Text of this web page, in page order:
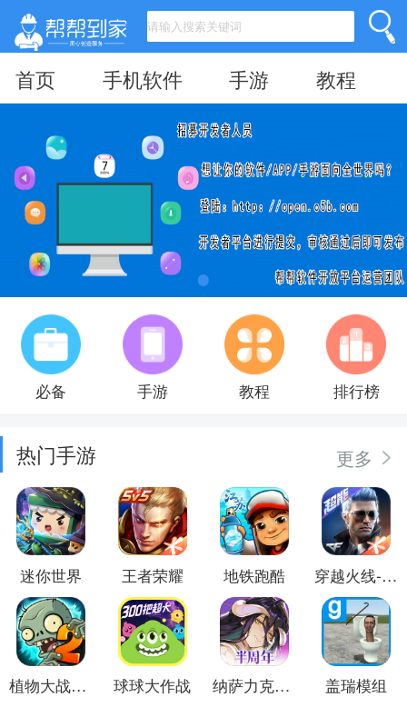
首页 手机软件 手游 教程
必备 手游 教程 排行榜
热门手游 更多
迷你世界 王者荣耀 地铁跑酷 穿越火线-枪战王者
植物大战僵尸2 球球大作战 纳萨力克之王 盖瑞模组